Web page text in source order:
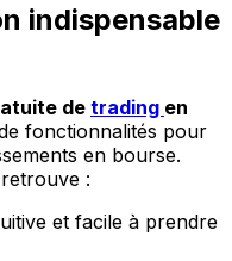
indispensable
de trading en
fonctionnalités pour
en bourse.
:
et facile à prendre